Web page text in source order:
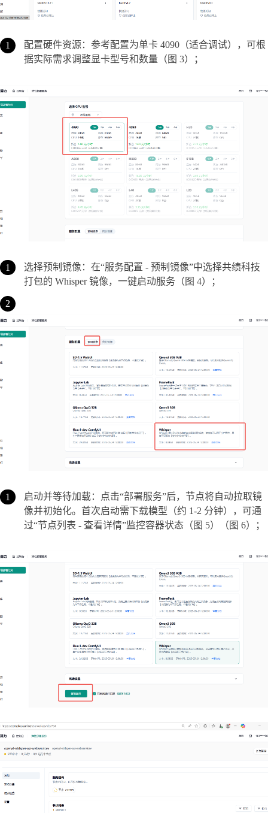
配置硬件资源：参考配置为单卡 4090（适合调试），可根
据实际需求调整显卡型号和数量（图 3）；
选择预制镜像：在“服务配置 - 预制镜像”中选择共绩科技
打包的 Whisper 镜像，一键启动服务（图 4）；
启动并等待加载：点击“部署服务”后，节点将自动拉取镜
像并初始化。首次启动需下载模型（约 1-2 分钟），可通
过“节点列表 - 查看详情”监控容器状态（图 5）（图 6）；